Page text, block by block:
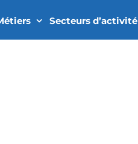
Secteurs d’activité